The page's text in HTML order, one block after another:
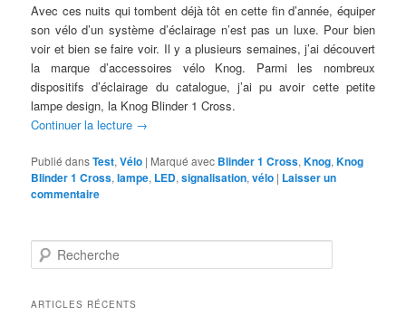
Avec ces nuits qui tombent déjà tôt en cette fin d’année, équiper
son vélo d’un système d’éclairage n’est pas un luxe. Pour bien
voir et bien se faire voir. Il y a plusieurs semaines, j’ai découvert
la marque d’accessoires vélo Knog. Parmi les nombreux
dispositifs d’éclairage du catalogue, j’ai pu avoir cette petite
lampe design, la Knog Blinder 1 Cross.
Continuer la lecture →
Publié dansTest,Vélo | Marqué avec Blinder 1 Cross,Knog,Knog
Blinder 1 Cross,lampe, LED,signalisation,vélo | Laisser un
commentaire
e
h
ARTICLES RÉCENTS